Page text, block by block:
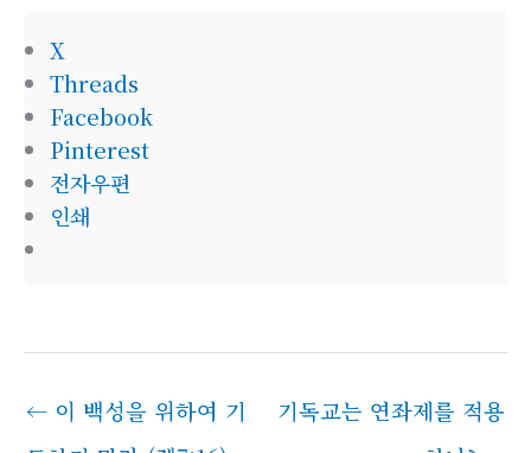
X
Threads
Facebook
Pinterest
전자우편
인쇄
← 이 백성을 위하여 기
기독교는 연좌제를 적용